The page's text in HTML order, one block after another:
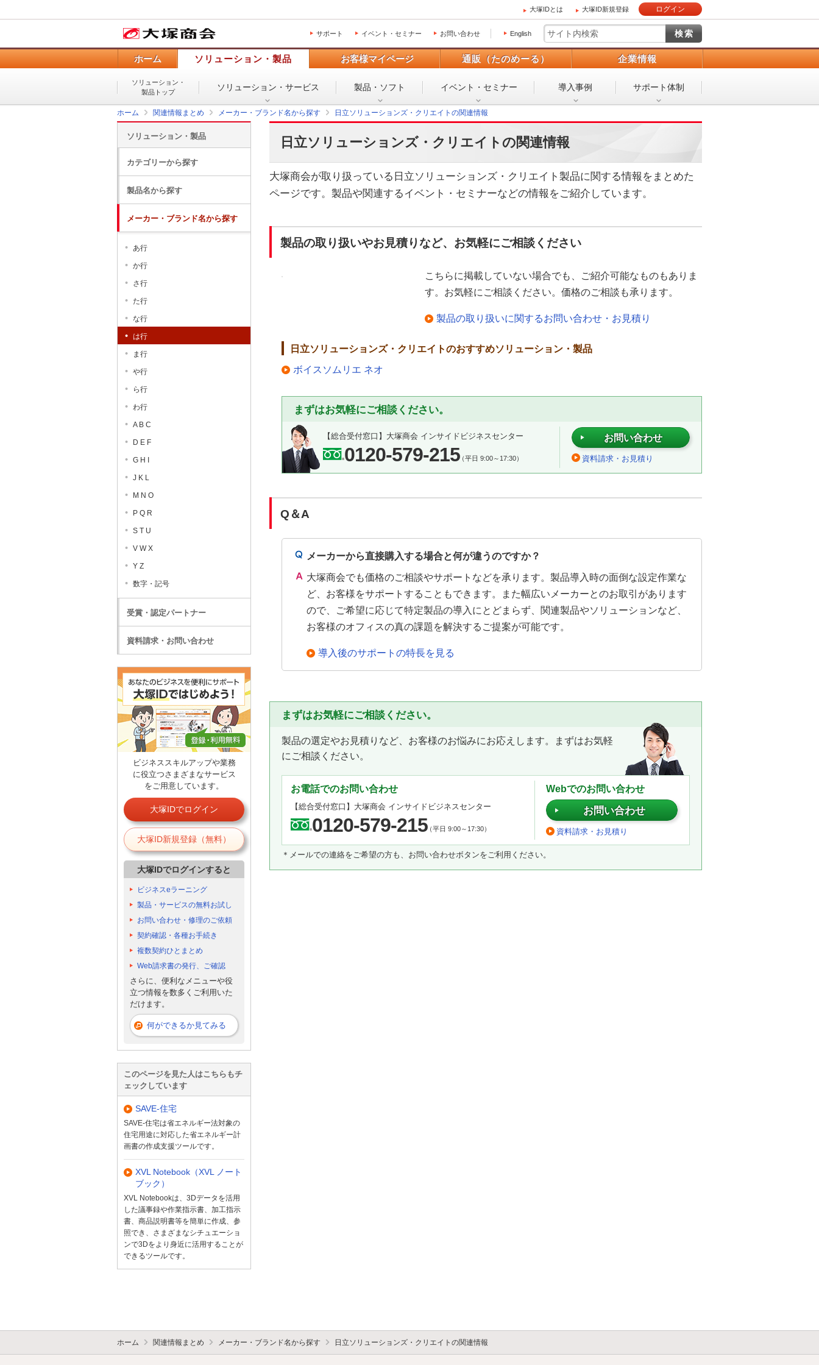
大塚IDとは 大塚ID新規登録 ログイン
サポート イベント・セミナー お問い合わせ English
ホーム ソリューション・製品 お客様マイページ 通販（たのめーる） 企業情報
ソリューション・
製品トップ
ソリューション・ サービス 製品・ソフト イベント・ セミナー 導入事例 サポート体制
ホーム 関連情報まとめ メーカー・ブランド名から探す 日立ソリューションズ・クリエイトの関連情報
日立ソリューションズ・クリエイトの関連情報
大塚商会が取り扱っている日立ソリューションズ・クリエイト製品に関する情報をまとめた
ページです。製品や関連するイベント・セミナーなどの情報をご紹介しています。
製品の取り扱いやお見積りなど、お気軽にご相談ください
こちらに掲載していない場合でも、ご紹介可能なものもありま
す。お気軽にご相談ください。価格のご相談も承ります。
製品の取り扱いに関するお問い合わせ・お見積り
日立ソリューションズ・クリエイトのおすすめソリューション・製品
ボイスソムリエ ネオ
まずはお気軽にご相談ください。
【総合受付窓口】 大塚商会 インサイドビジネスセンター
0120-579-215（平日 9:00～17:30）
お問い合わせ
資料請求・お見積り
Q＆A
メーカーから直接購入する場合と何が違うのですか？
大塚商会でも価格のご相談やサポートなどを承ります。製品導入時の面倒な設定作業な
ど、お客様をサポートすることもできます。また幅広いメーカーとのお取引があります
ので、ご希望に応じて特定製品の導入にとどまらず、関連製品やソリューションなど、
お客様のオフィスの真の課題を解決するご提案が可能です。
導入後のサポートの特長を見る
まずはお気軽にご相談ください。
製品の選定やお見積りなど、お客様のお悩みにお応えします。まずはお気軽
にご相談ください。
お電話でのお問い合わせ
【総合受付窓口】 大塚商会 インサイドビジネスセンター
0120-579-215（平日 9:00～17:30）
Webでのお問い合わせ
お問い合わせ
資料請求・お見積り
＊メールでの連絡をご希望の方も、お問い合わせボタンをご利用ください。
ソリューション・製品
カテゴリーから探す
製品名から探す
メーカー・ブランド名から探す
あ行
か行
さ行
た行
な行
は行
ま行
や行
ら行
わ行
A B C
D E F
G H I
J K L
M N O
P Q R
S T U
V W X
Y Z
数字・記号
受賞・認定パートナー
資料請求・お問い合わせ
ビジネススキルアップや業務
に役立つさまざまなサービス
をご用意しています。
大塚IDでログイン
大塚ID新規登録（無料）
大塚IDでログインすると
ビジネスeラーニング
製品・サービスの無料お試し
お問い合わせ・修理のご依頼
契約確認・各種お手続き
複数契約ひとまとめ
Web請求書の発行、ご確認
さらに、便利なメニューや役
立つ情報を数多くご利用いた
だけます。
何ができるか見てみる
このページを見た人はこちらもチ
ェックしています
SAVE-住宅
SAVE-住宅は省エネルギー法対象の
住宅用途に対応した省エネルギー計
画書の作成支援ツールです。
XVL Notebook（XVL ノート
ブック）
XVL Notebookは、3Dデータを活用
した議事録や作業指示書、加工指示
書、商品説明書等を簡単に作成、参
照でき、さまざまなシチュエーショ
ンで3Dをより身近に活用することが
できるツールです。
ホーム 関連情報まとめ メーカー・ブランド名から探す 日立ソリューションズ・クリエイトの関連情報